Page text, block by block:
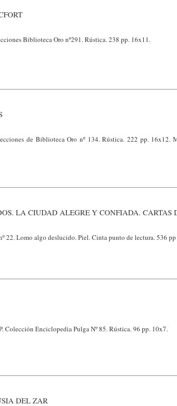
Biblioteca Oro nº291. Rústica. 238 pp. 16x11.
de Biblioteca Oro nº 134. Rústica. 222 pp. 16x12.
LA CIUDAD ALEGRE Y CONFIADA. CARTAS
22. Lomo algo deslucido. Piel. Cinta punto de lectura. 536
Colección Enciclopedia Pulga Nº 85. Rústica. 96 pp. 10x7.
DEL ZAR